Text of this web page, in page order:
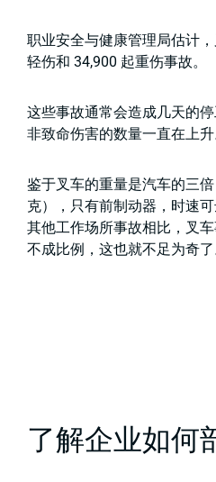
职业安全与健康管理局估计
轻伤和 34,900 起重伤事故。
这些事故通常会造成几天的
非致命伤害的数量一直在上升
鉴于叉车的重量是汽车的三
克），只有前制动器，时速
其他工作场所事故相比，叉
不成比例，这也就不足为奇了
了解企业如何